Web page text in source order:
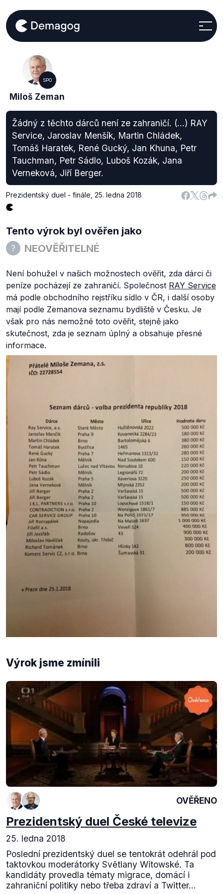
SPO
Miloš Zeman
Žádný z těchto dárců není ze zahraničí. (...) RAY
Service, Jaroslav Menšík, Martin Chládek,
Tomáš Haratek, René Gucký, Jan Khuna, Petr
Tauchman, Petr Sádlo, Luboš Kozák, Jana
Verneková, Jiří Berger.
Prezidentský duel - finále 25. ledna 2018
Tento výrok byl ověřen jako
NEOVĚŘITELNÉ
Není bohužel v našich možnostech ověřit, zda dárci či
peníze pocházejí ze zahraničí. Společnost RAY Service
má podle obchodního rejstříku sídlo v ČR, i další osoby
mají podle Zemanova seznamu bydliště v Česku. Je
však pro nás nemožné toto ověřit, stejně jako
skutečnost, zda je seznam úplný a obsahuje přesné
informace.
Výrok jsme zmínili
OVĚŘENO
Prezidentský duel České televize
25. ledna 2018
Poslední prezidentský duel se tentokrát odehrál pod
taktovkou moderátorky Světlany Witowské. Ta
kandidáty provedla tématy migrace, domácí i
zahraniční politiky nebo třeba zdraví a Twitter...